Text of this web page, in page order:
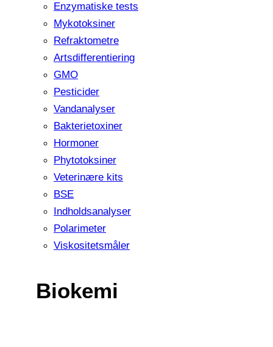
Enzymatiske tests
Mykotoksiner
Refraktometre
Artsdifferentiering
GMO
Pesticider
Vandanalyser
Bakterietoxiner
Hormoner
Phytotoksiner
Veterinære kits
BSE
Indholdsanalyser
Polarimeter
Viskositetsmåler
Biokemi